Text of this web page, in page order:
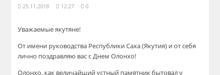
25.11.2018 12:27 0
Уважаемые якутяне!
От имени руководства Республики Саха (Якутия) и от себя
лично поздравляю вас с Днем Олонхо!
Олонхо, как величайший устный памятник бытовал у